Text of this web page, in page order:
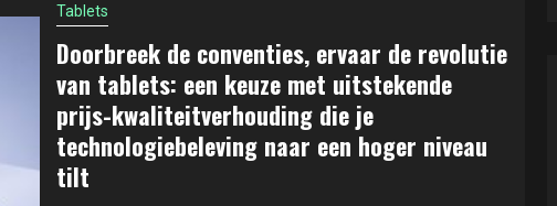
Tablets
Doorbreek de conventies, ervaar de revolutie
van tablets: een keuze met uitstekende
prijs-kwaliteitverhouding die je
technologiebeleving naar een hoger niveau
tilt